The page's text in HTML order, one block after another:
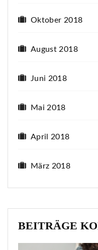
Oktober 2018
August 2018
Juni 2018
Mai 2018
April 2018
März 2018
BEITRÄGE